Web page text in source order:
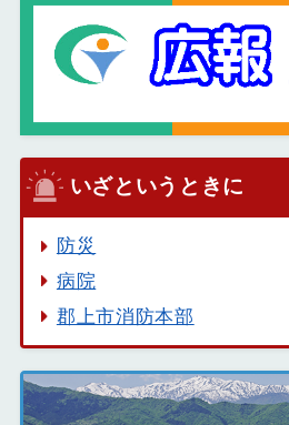
いざというときに
防災
病院
郡上市消防本部